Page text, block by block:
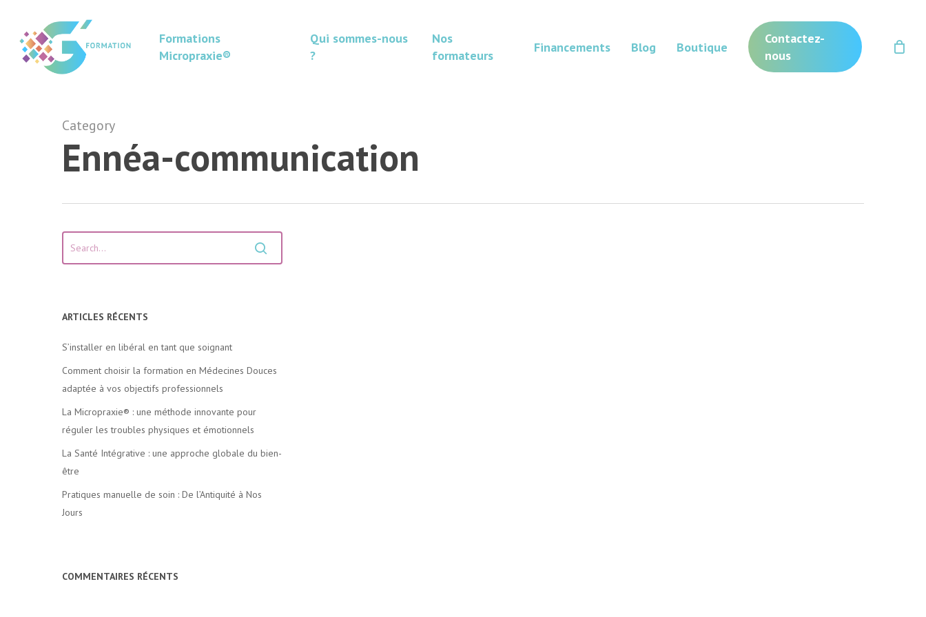
content
Formations
Micropraxie®
Qui sommes-nous
?
Nos
formateurs
Financements Blog Boutique
Contactez-
nous
Category
Ennéa-communication
ARTICLES RÉCENTS
S’installer en libéral en tant que soignant
Comment choisir la formation en Médecines Douces
adaptée à vos objectifs professionnels
La Micropraxie® : une méthode innovante pour
réguler les troubles physiques et émotionnels
La Santé Intégrative : une approche globale du bien-
être
Pratiques manuelle de soin : De l’Antiquité à Nos
Jours
COMMENTAIRES RÉCENTS